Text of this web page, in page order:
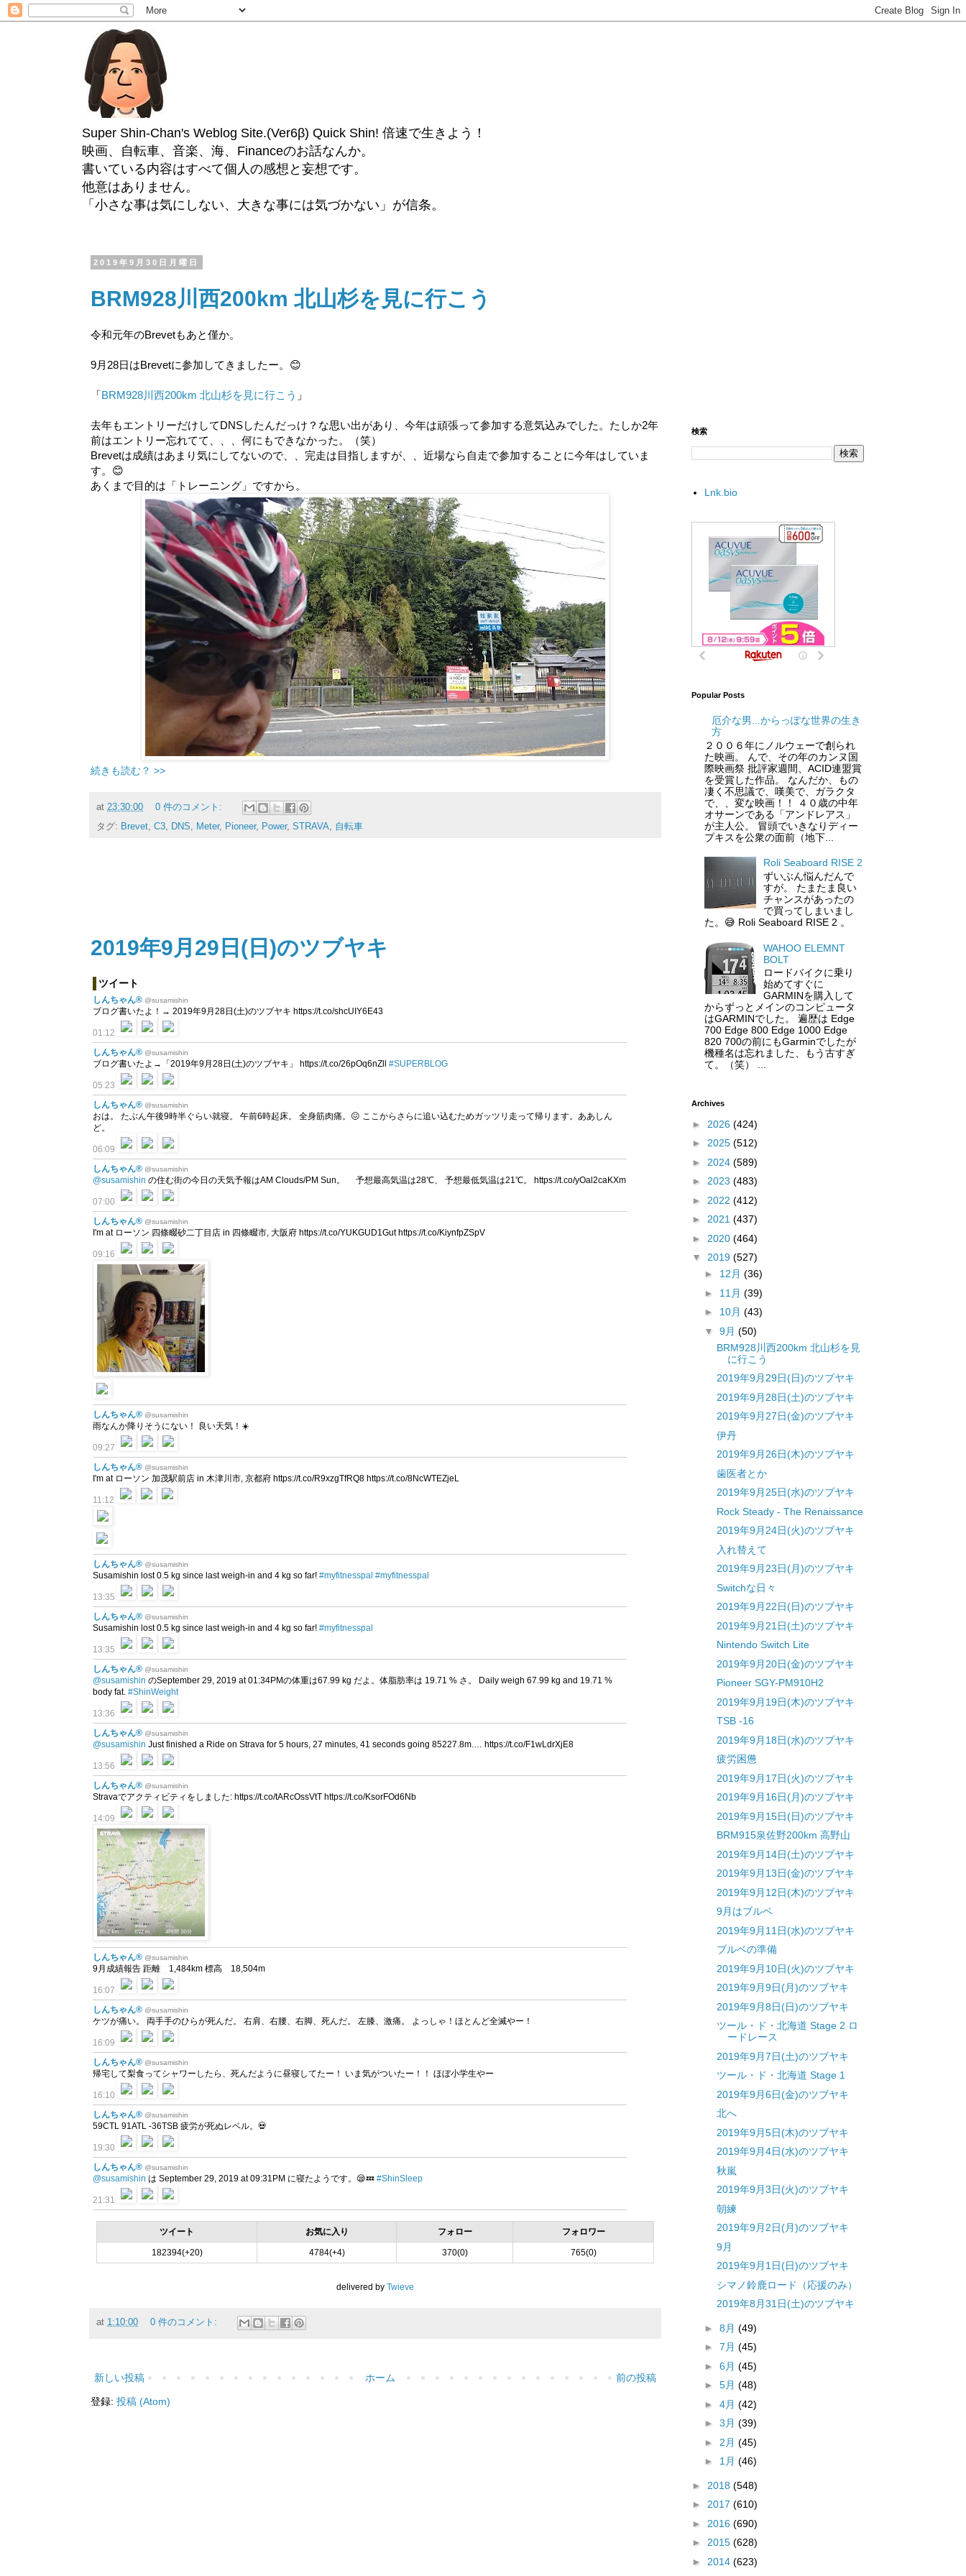
Super Shin-Chan's Weblog Site.(Ver6β) Quick Shin! 倍速で生きよう！
映画、自転車、音楽、海、Financeのお話なんか。
書いている内容はすべて個人の感想と妄想です。
他意はありません。
「小さな事は気にしない、大きな事には気づかない」が信条。
2019年9月30日月曜日
BRM928川西200km 北山杉を見に行こう
令和元年のBrevetもあと僅か。
9月28日はBrevetに参加してきましたー。😊
「BRM928川西200km 北山杉を見に行こう 」
去年もエントリーだけしてDNSしたんだっけ？な思い出があり、今年は頑張って参加する意気込みでした。たしか2年
前はエントリー忘れてて、、、何にもできなかった。（笑）
Brevetは成績はあまり気にしてないので、、完走は目指しますが、、近場なら自走で参加することに今年はしていま
す。😊
あくまで目的は「トレーニング」ですから。
続きも読む？ >>
at 23:30:00
0 件のコメント:
タグ: Brevet C3 DNS Meter, Pioneer, Power, STRAVA 自転車
2019年9月29日(日)のツブヤキ
ツイート
しんちゃん® @susamishin
ブログ書いたよ！→ 2019年9月28日(土)のツブヤキ https://t.co/shcUIY6E43
01:12
しんちゃん® @susamishin
ブログ書いたよ→「2019年9月28日(土)のツブヤキ」 https://t.co/26pOq6nZll #SUPERBLOG
05:23
しんちゃん® @susamishin
おは。 たぶん午後9時半ぐらい就寝。 午前6時起床。 全身筋肉痛。😖 ここからさらに追い込むためガッツリ走って帰ります。ああしん
ど。
06:09
しんちゃん® @susamishin
@susamishin の住む街の今日の天気予報はAM Clouds/PM Sun。 予想最高気温は28℃、 予想最低気温は21℃。 https://t.co/yOal2caKXm
07:00
しんちゃん® @susamishin
I'm at ローソン 四條畷砂二丁目店 in 四條畷市, 大阪府 https://t.co/YUKGUD1Gut https://t.co/KiynfpZSpV
09:16
しんちゃん® @susamishin
雨なんか降りそうにない！ 良い天気！☀️
09:27
しんちゃん® @susamishin
I'm at ローソン 加茂駅前店 in 木津川市, 京都府 https://t.co/R9xzgTfRQ8 https://t.co/8NcWTEZjeL
11:12
しんちゃん® @susamishin
Susamishin lost 0.5 kg since last weigh-in and 4 kg so far! #myfitnesspal #myfitnesspal
13:35
しんちゃん® @susamishin
Susamishin lost 0.5 kg since last weigh-in and 4 kg so far! #myfitnesspal
13:35
しんちゃん® @susamishin
@susamishin のSeptember 29, 2019 at 01:34PMの体重は67.99 kg だよ。体脂肪率は 19.71 % さ。 Daily weigh 67.99 kg and 19.71 %
body fat. #ShinWeight
13:36
しんちゃん® @susamishin
@susamishin Just finished a Ride on Strava for 5 hours, 27 minutes, 41 seconds going 85227.8m.… https://t.co/F1wLdrXjE8
13:56
しんちゃん® @susamishin
Stravaでアクティビティをしました: https://t.co/tARcOssVtT https://t.co/KsorFOd6Nb
14:09
しんちゃん® @susamishin
9月成績報告 距離 1,484km 標高 18,504m
16:07
しんちゃん® @susamishin
ケツが痛い。 両手手のひらが死んだ。 右肩、右腰、右脚、死んだ。 左膝、激痛。 よっしゃ！ほとんど全滅やー！
16:09
しんちゃん® @susamishin
帰宅して梨食ってシャワーしたら、死んだように昼寝してたー！ いま気がついたー！！ ほぼ小学生やー
16:10
しんちゃん® @susamishin
59CTL 91ATL -36TSB 疲労が死ぬレベル。💀
19:30
しんちゃん® @susamishin
@susamishin は September 29, 2019 at 09:31PM に寝たようです。😪💤 #ShinSleep
21:31
ツイート お気に入り フォロー フォロワー
182394(+20) 4784(+4) 370(0) 765(0)
delivered by Twieve
at 1:10:00 0 件のコメント:
新しい投稿 前の投稿
ホーム
登録: 投稿 (Atom)
検索
Lnk.bio
Popular Posts
厄介な男...からっぽな世界の生き
方
２００６年にノルウェーで創られ
た映画。 んで、その年のカンヌ国
際映画祭 批評家週間、ACID連盟賞
を受賞した作品。 なんだか、もの
凄く不思議で、嘆美で、ガラクタ
で、、変な映画！！ ４０歳の中年
オサーンである「アンドレアス」
が主人公。 冒頭でいきなりディー
プキスを公衆の面前（地下...
Roli Seaboard RISE 2
ずいぶん悩んだんで
すが。 たまたま良い
チャンスがあったの
で買ってしまいまし
た。😅 Roli Seaboard RISE 2 。
WAHOO ELEMNT
BOLT
ロードバイクに乗り
始めてすぐに
GARMINを購入して
からずっとメインのコンピュータ
はGARMINでした。 遍歴は Edge
700 Edge 800 Edge 1000 Edge
820 700の前にもGarminでしたが
機種名は忘れました、もう古すぎ
て。（笑） ...
Archives
► 2026 (424)
► 2025 (512)
► 2024 (589)
► 2023 (483)
► 2022 (412)
► 2021 (437)
► 2020 (464)
▼ 2019 (527)
► 12月 (36)
► 11月 (39)
► 10月 (43)
▼ 9月 (50)
BRM928川西200km 北山杉を見
に行こう
2019年9月29日(日)のツブヤキ
2019年9月28日(土)のツブヤキ
2019年9月27日(金)のツブヤキ
伊丹
2019年9月26日(木)のツブヤキ
歯医者とか
2019年9月25日(水)のツブヤキ
Rock Steady - The Renaissance
2019年9月24日(火)のツブヤキ
入れ替えて
2019年9月23日(月)のツブヤキ
Switchな日々
2019年9月22日(日)のツブヤキ
2019年9月21日(土)のツブヤキ
Nintendo Switch Lite
2019年9月20日(金)のツブヤキ
Pioneer SGY-PM910H2
2019年9月19日(木)のツブヤキ
TSB -16
2019年9月18日(水)のツブヤキ
疲労困憊
2019年9月17日(火)のツブヤキ
2019年9月16日(月)のツブヤキ
2019年9月15日(日)のツブヤキ
BRM915泉佐野200km 高野山
2019年9月14日(土)のツブヤキ
2019年9月13日(金)のツブヤキ
2019年9月12日(木)のツブヤキ
9月はブルベ
2019年9月11日(水)のツブヤキ
ブルベの準備
2019年9月10日(火)のツブヤキ
2019年9月9日(月)のツブヤキ
2019年9月8日(日)のツブヤキ
ツール・ド・北海道 Stage 2 ロ
ードレース
2019年9月7日(土)のツブヤキ
ツール・ド・北海道 Stage 1
2019年9月6日(金)のツブヤキ
北へ
2019年9月5日(木)のツブヤキ
2019年9月4日(水)のツブヤキ
秋嵐
2019年9月3日(火)のツブヤキ
朝練
2019年9月2日(月)のツブヤキ
9月
2019年9月1日(日)のツブヤキ
シマノ鈴鹿ロード（応援のみ）
2019年8月31日(土)のツブヤキ
► 8月 (49)
► 7月 (45)
► 6月 (45)
► 5月 (48)
► 4月 (42)
► 3月 (39)
► 2月 (45)
► 1月 (46)
► 2018 (548)
► 2017 (610)
► 2016 (690)
► 2015 (628)
► 2014 (623)